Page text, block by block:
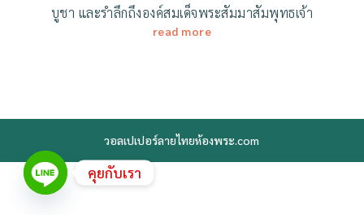
บูชา และรำลึกถึงองค์สมเด็จพระสัมมาสัมพุทธเจ้า
read more
วอลเปเปอร์ลายไทยห้องพระ.com
คุยกับเรา